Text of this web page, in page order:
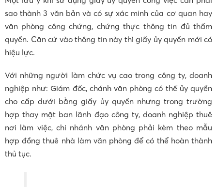
sao thành 3 văn bản và có sự xác minh của cơ quan hay
văn phòng công chứng, chứng thực thông tin đủ thẩm
quyền. Căn cứ vào thông tin này thì giấy ủy quyền mới có
hiệu lực.
Với những người làm chức vụ cao trong công ty, doanh
nghiệp như: Giám đốc, chánh văn phòng có thể ủy quyền
cho cấp dưới bằng giấy ủy quyền nhưng trong trường
hợp thay mặt ban lãnh đạo công ty, doanh nghiệp thuê
nơi làm việc, chi nhánh văn phòng phải kèm theo mẫu
hợp đồng thuê nhà làm văn phòng để có thể hoàn thành
thủ tục.